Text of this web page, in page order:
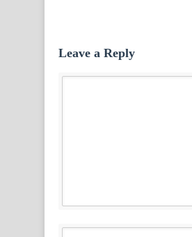
Leave a Reply